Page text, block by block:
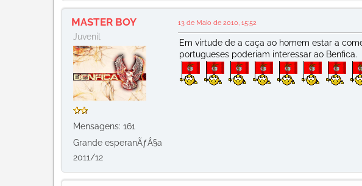
MASTER BOY
Juvenil
Mensagens: 161
Grande esperanÃƒÂ§a
2011/12
13 de Maio de 2010, 15:52
Em virtude de a caça ao homem estar a
portugueses poderiam interessar ao Benfica.